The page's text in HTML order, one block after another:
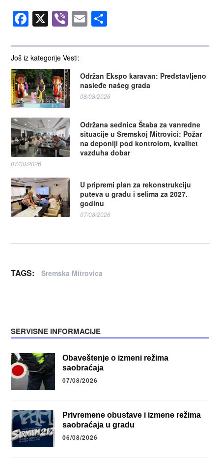
Još iz kategorije Vesti:
Održan Ekspo karavan: Predstavljeno
nasleđe našeg grada
08/08/2026
Održana sednica Štaba za vanredne
situacije u Sremskoj Mitrovici: Požar
na deponiji pod kontrolom, kvalitet
vazduha dobar
07/08/2026
U pripremi plan za rekonstrukciju
puteva u gradu i selima za 2027.
godinu
07/08/2026
Facebook
X Viber
Email
TAGS: Sremska Mitrovica
SERVISNE INFORMACIJE
Obaveštenje o izmeni režima
saobraćaja
07/08/2026
Privremene obustave i izmene režima
saobraćaja u gradu
06/08/2026